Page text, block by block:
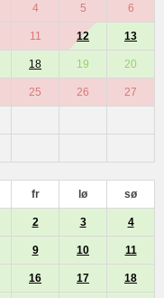
4 5 6
11 12 13
18 19 20
25 26 27
fr lø sø
2 3 4
9 10 11
16 17 18